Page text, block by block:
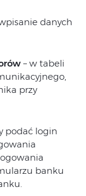
danych
– w tabeli
przy
podać login
banku